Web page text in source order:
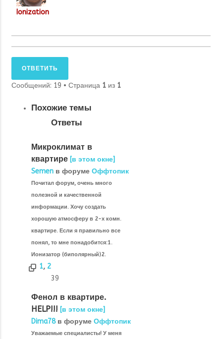
Ionization
ОТВЕТИТЬ
Сообщений: 19 • Страница 1 из 1
Похожие темы
Ответы
Микроклимат в
квартире [в этом окне]
Semen в форуме Оффтопик
Почитал форум, очень много
полезной и качественной
информации. Хочу создать
хорошую атмосферу в 2-х комн.
квартире. Если я правильно все
понял, то мне понадобится:1.
Ионизатор (биполярный)2.
1, 2
39
Фенол в квартире.
HELP!!! [в этом окне]
Dima78в форуме Оффтопик
Уважаемые специалисты! У меня